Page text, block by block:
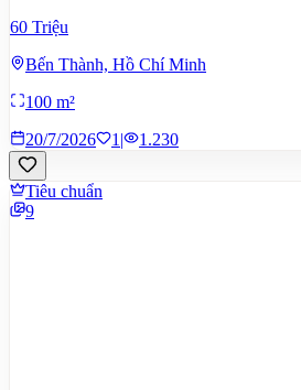
60 Triệu
Bến Thành, Hồ Chí Minh
100 m²
20/7/2026
1 | 1.230
Tiêu chuẩn
9